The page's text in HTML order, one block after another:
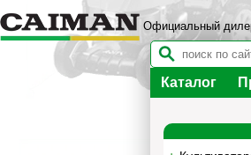
Официальный
Каталог